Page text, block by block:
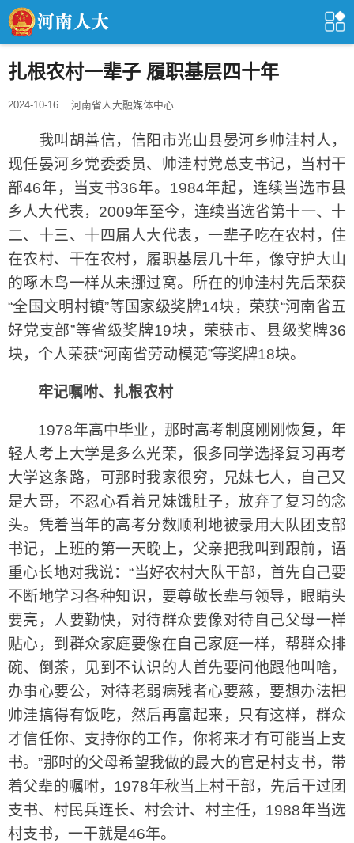
扎根农村一辈子 履职基层四十年
2024-10-16 河南省人大融媒体中心
我叫胡善信，信阳市光山县晏河乡帅洼村人，
现任晏河乡党委委员、帅洼村党总支书记，当村干
部46年，当支书36年。1984年起，连续当选市县
乡人大代表，2009年至今，连续当选省第十一、十
二、十三、十四届人大代表，一辈子吃在农村，住
在农村、干在农村，履职基层几十年，像守护大山
的啄木鸟一样从未挪过窝。所在的帅洼村先后荣获
“全国文明村镇”等国家级奖牌14块，荣获“河南省五
好党支部”等省级奖牌19块，荣获市、县级奖牌36
块，个人荣获“河南省劳动模范”等奖牌18块。
牢记嘱咐、扎根农村
1978年高中毕业，那时高考制度刚刚恢复，年
轻人考上大学是多么光荣，很多同学选择复习再考
大学这条路，可那时我家很穷，兄妹七人，自己又
是大哥，不忍心看着兄妹饿肚子，放弃了复习的念
头。凭着当年的高考分数顺利地被录用大队团支部
书记，上班的第一天晚上，父亲把我叫到跟前，语
重心长地对我说：“当好农村大队干部，首先自己要
不断地学习各种知识，要尊敬长辈与领导，眼睛头
要亮，人要勤快，对待群众要像对待自己父母一样
贴心，到群众家庭要像在自己家庭一样，帮群众排
碗、倒茶，见到不认识的人首先要问他跟他叫啥，
办事心要公，对待老弱病残者心要慈，要想办法把
帅洼搞得有饭吃，然后再富起来，只有这样，群众
才信任你、支持你的工作，你将来才有可能当上支
书。”那时的父母希望我做的最大的官是村支书，带
着父辈的嘱咐，1978年秋当上村干部，先后干过团
支书、村民兵连长、村会计、村主任，1988年当选
村支书，一干就是46年。